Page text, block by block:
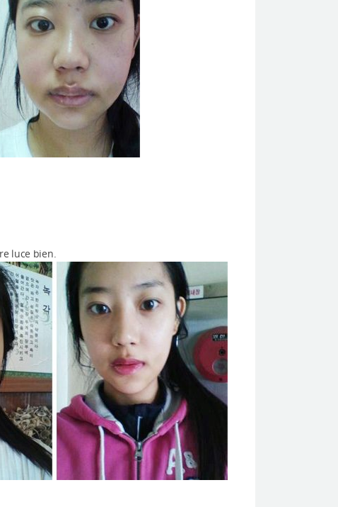
luce bien.